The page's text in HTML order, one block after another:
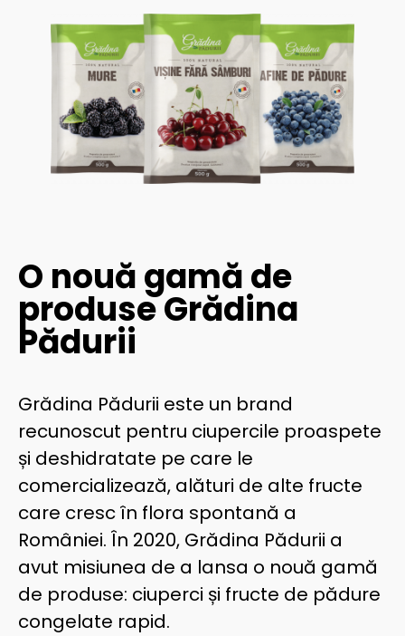
O nouă gamă de
produse Grădina
Pădurii
Grădina Pădurii este un brand
recunoscut pentru ciupercile proaspete
și deshidratate pe care le
comercializează, alături de alte fructe
care cresc în flora spontană a
României. În 2020, Grădina Pădurii a
avut misiunea de a lansa o nouă gamă
de produse: ciuperci și fructe de pădure
congelate rapid.